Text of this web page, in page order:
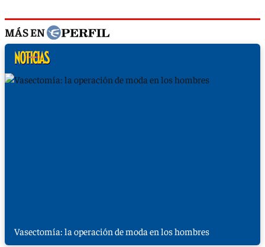
MÁS EN
Vasectomía: la operación de moda en los hombres